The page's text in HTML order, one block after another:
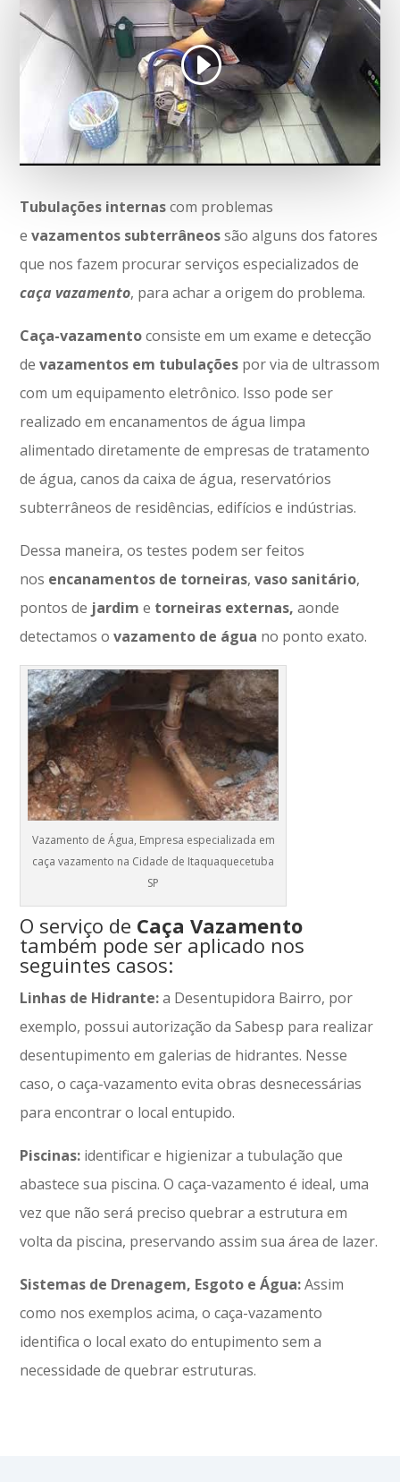
Tubulações internascom problemas
evazamentos subterrâneossão alguns dos fatores
que nos fazem procurar serviços especializados de
caça vazamento, para achar a origem do problema.
Caça-vazamentoconsiste em um exame e detecção
devazamentos em tubulações por via de ultrassom
com um equipamento eletrônico. Isso pode ser
realizado em encanamentos de água limpa
alimentado diretamente de empresas de tratamento
de água, canos da caixa de água, reservatórios
subterrâneos de residências, edifícios e indústrias.
Dessa maneira, os testes podem ser feitos
nos encanamentos de torneiras,vaso sanitário,
pontos de jardim e torneiras externas,aonde
detectamos o vazamento de água no ponto exato.
Vazamento de Água, Empresa especializada em
caça vazamento na Cidade de Itaquaquecetuba
SP
O serviço de Caça Vazamento
também pode ser aplicado nos
seguintes casos:
Linhas de Hidrante:a Desentupidora Bairro, por
exemplo, possui autorização da Sabesp para realizar
desentupimento em galerias de hidrantes. Nesse
caso, o caça-vazamento evita obras desnecessárias
para encontrar o local entupido.
Piscinas: identificar e higienizar a tubulação que
abastece sua piscina. O caça-vazamento é ideal, uma
vez que não será preciso quebrar a estrutura em
volta da piscina, preservando assim sua área de lazer.
Sistemas de Drenagem, Esgoto e Água:Assim
como nos exemplos acima, o caça-vazamento
identifica o local exato do entupimento sem a
necessidade de quebrar estruturas.